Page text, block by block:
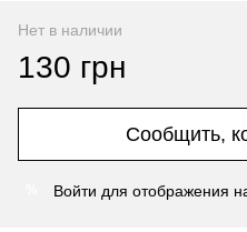
Нет в наличии
130 грн
Сообщить,
Войти для отображения